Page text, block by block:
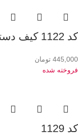
کد 1122 کیف دستی (لوازم آرایش) طرح برند
445,000 تومان
فروخته شده
کد 1129